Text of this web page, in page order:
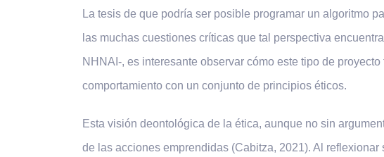
La tesis de que podría ser posible programar un algoritmo
las muchas cuestiones críticas que tal perspectiva
NHNAI-, es interesante observar cómo este tipo de
comportamiento con un conjunto de principios éticos.
Esta visión deontológica de la ética, aunque no sin
de las acciones emprendidas (Cabitza, 2021). Al